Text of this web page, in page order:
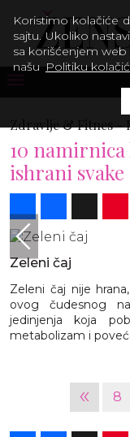
Zdravlje & Fitnes -
10 namirnica
ishrani svake
Zeleni čaj
Zeleni čaj nije
ovog čudesnog
jedinjenja koja
metabolizam i
« 8
Koristimo kolačiće
sajtu. Ukoliko
sa korišćenjem
našu Politiku